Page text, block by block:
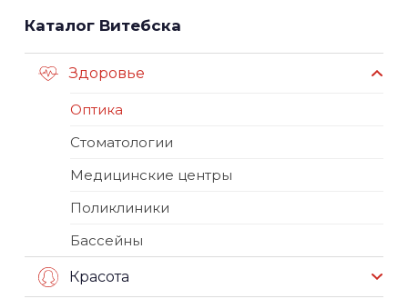
Каталог Витебска
Здоровье
Оптика
Стоматологии
Медицинские центры
Поликлиники
Бассейны
Красота